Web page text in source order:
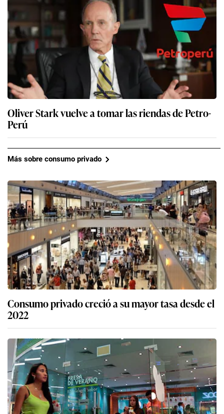
Oliver Stark vuelve a tomar las riendas de Petro-
Perú
Más sobre consumo privado
Consumo privado creció a su mayor tasa desde el
2022